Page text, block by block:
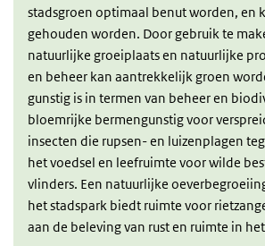
stadsgroen optimaal benut worden, en
gehouden worden. Door gebruik te
natuurlijke groeiplaats en natuurlijke
en beheer kan aantrekkelijk groen
gunstig is in termen van beheer en
bloemrijke bermengunstig voor
insecten die rupsen- en luizenplagen
het voedsel en leefruimte voor wilde
vlinders. Een natuurlijke
het stadspark biedt ruimte voor
aan de beleving van rust en ruimte in